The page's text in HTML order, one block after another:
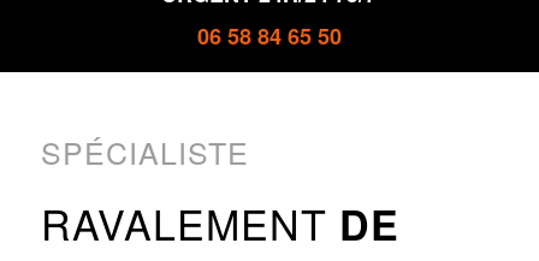
06 58 84 65 50
SPÉCIALISTE
RAVALEMENT DE